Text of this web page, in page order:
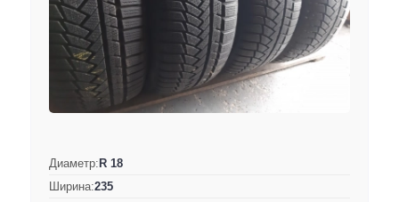
Диаметр:R 18
Ширина:235